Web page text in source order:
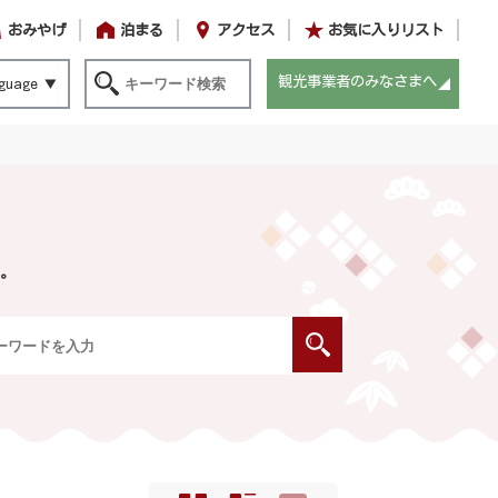
おみやげ 泊まる アクセス お気に入りリスト
観光事業者のみなさまへ